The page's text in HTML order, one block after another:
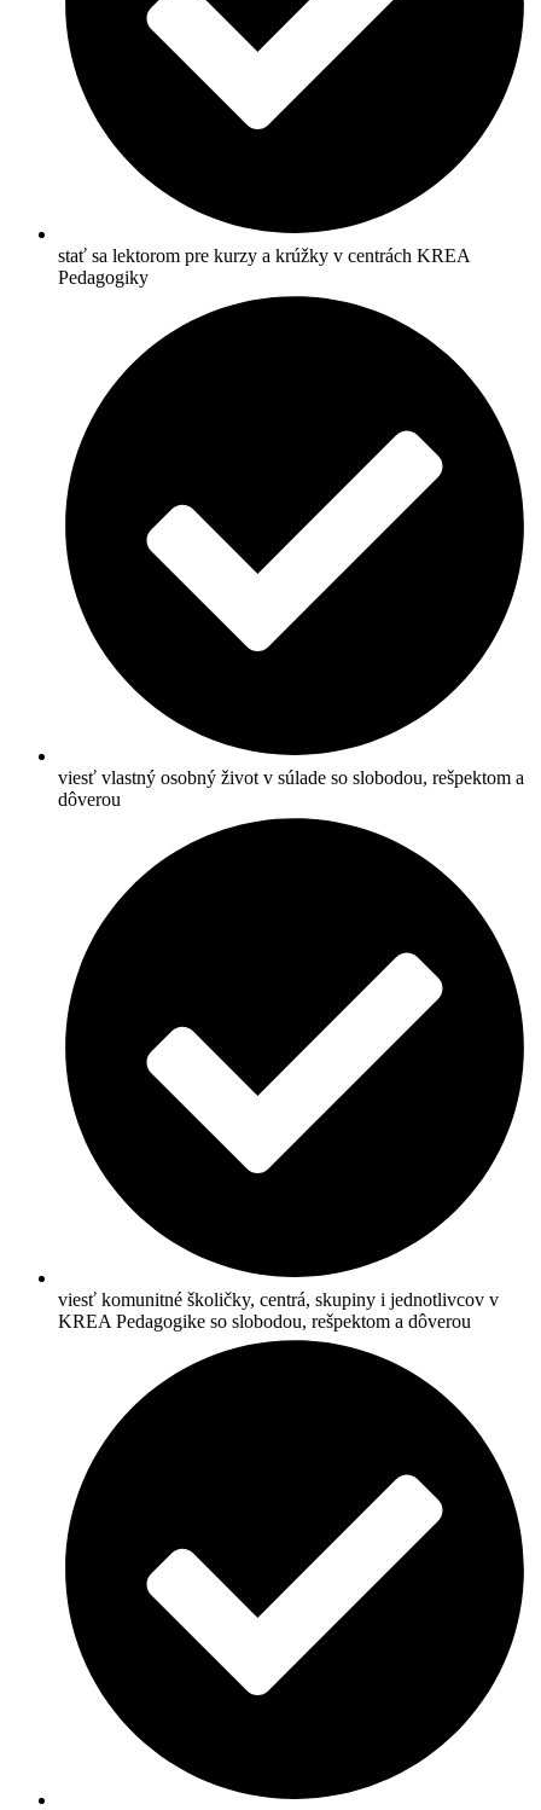
stať sa lektorom pre kurzy a krúžky v centrách KREA
Pedagogiky
viesť vlastný osobný život v súlade so slobodou, rešpektom a
dôverou
viesť komunitné školičky, centrá, skupiny i jednotlivcov v
KREA Pedagogike so slobodou, rešpektom a dôverou